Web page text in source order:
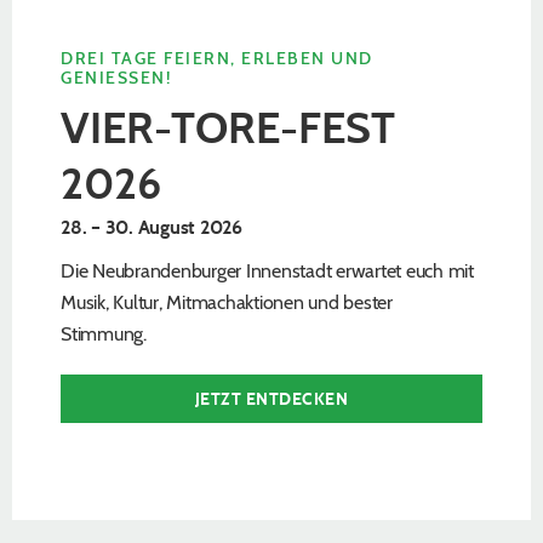
DREI TAGE FEIERN, ERLEBEN UND
GENIESSEN!
VIER-TORE-FEST
2026
28. – 30. August 2026
Die Neubrandenburger Innenstadt erwartet euch mit
Musik, Kultur, Mitmachaktionen und bester
Stimmung.
JETZT ENTDECKEN